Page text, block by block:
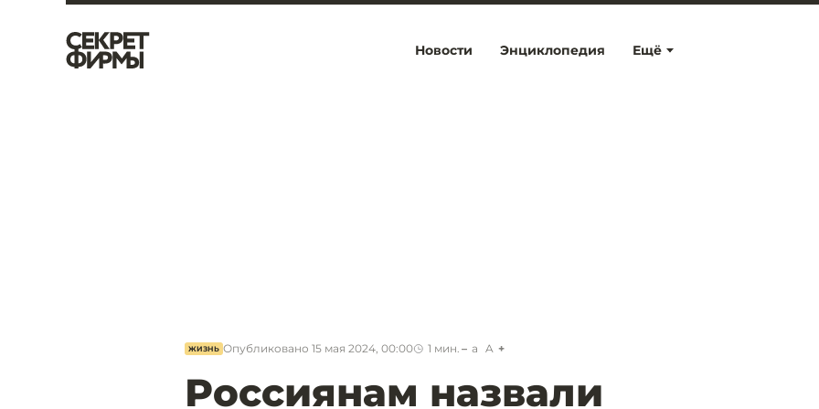
Ещё
Новости Энциклопедия
ЖИЗНЬ Опубликовано 15 мая 2024, 00:00 1 мин. a A
Россиянам назвали